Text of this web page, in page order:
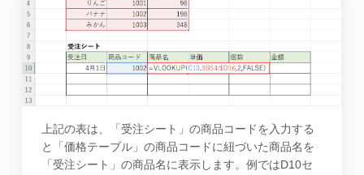
上記の表は、「受注シート」の商品コードを入力する
と「価格テーブル」の商品コードに紐づいた商品名を
「受注シート」の商品名に表示します。例ではD10セ